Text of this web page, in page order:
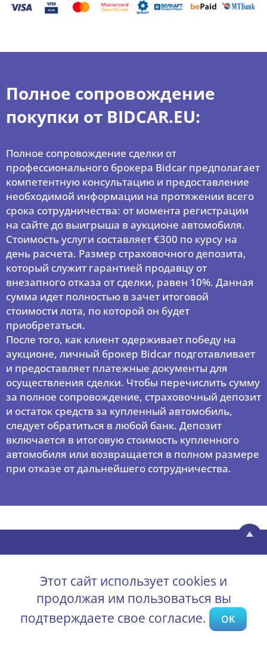
Полное сопровождение
покупки от BIDCAR.EU:
Полное сопровождение сделки от
профессионального брокера Bidcar предполагает
компетентную консультацию и предоставление
необходимой информации на протяжении всего
срока сотрудничества: от момента регистрации
на сайте до выигрыша в аукционе автомобиля.
Стоимость услуги составляет €300 по курсу на
день расчета. Размер страховочного депозита,
который служит гарантией продавцу от
внезапного отказа от сделки, равен 10%. Данная
сумма идет полностью в зачет итоговой
стоимости лота, по которой он будет
приобретаться.
После того, как клиент одерживает победу на
аукционе, личный брокер Bidcar подготавливает
и предоставляет платежные документы для
осуществления сделки. Чтобы перечислить сумму
за полное сопровождение, страховочный депозит
и остаток средств за купленный автомобиль,
следует обратиться в любой банк. Депозит
включается в итоговую стоимость купленного
автомобиля или возвращается в полном размере
при отказе от дальнейшего сотрудничества.
Проверка авто по VIN
Справка дилера для таможни
Этот сайт использует cookies и
продолжая им пользоваться вы
подтверждаете свое согласие.
OK